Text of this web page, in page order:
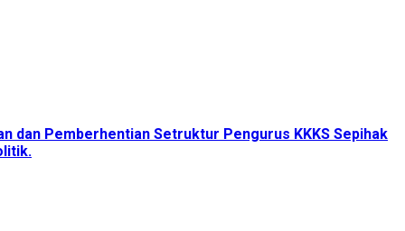
dan Pemberhentian Setruktur Pengurus KKKS Sepihak